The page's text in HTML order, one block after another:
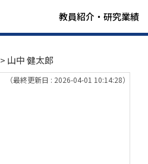
教員紹介・研究業績
> 山中 健太郎
（最終更新日 : 2026-04-01 10:14:28）